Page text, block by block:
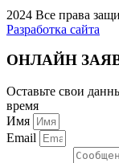
2024 Все права
Разработка сайта
ОНЛАЙН
Оставьте свои
время
Имя
Email